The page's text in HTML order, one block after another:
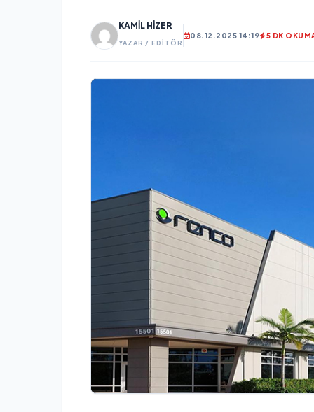
KAMIL HIZER
YAZAR / EDITÖR
08.12.2025 14:19 5 DK